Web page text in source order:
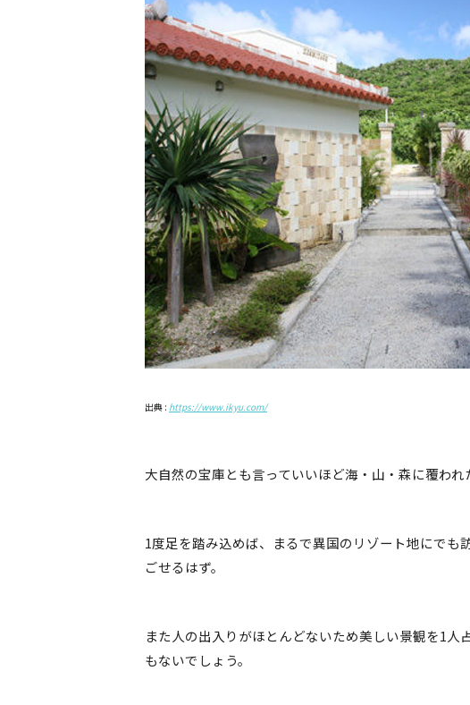
出典 : https://www.ikyu.com/
大自然の宝庫とも言っていいほど海・山・森に覆われ
1度足を踏み込めば、まるで異国のリゾート地にで
ごせるはず。
また人の出入りがほとんどないため美しい景観を1
もないでしょう。